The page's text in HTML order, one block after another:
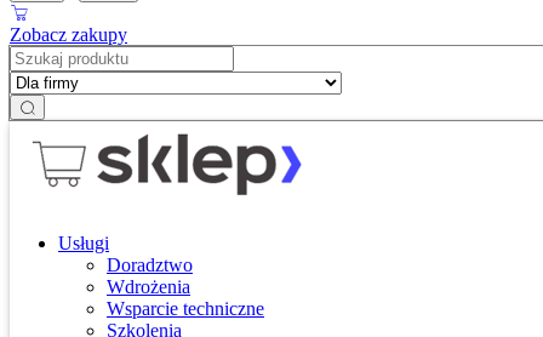
Zobacz zakupy
Usługi
Doradztwo
Wdrożenia
Wsparcie techniczne
Szkolenia